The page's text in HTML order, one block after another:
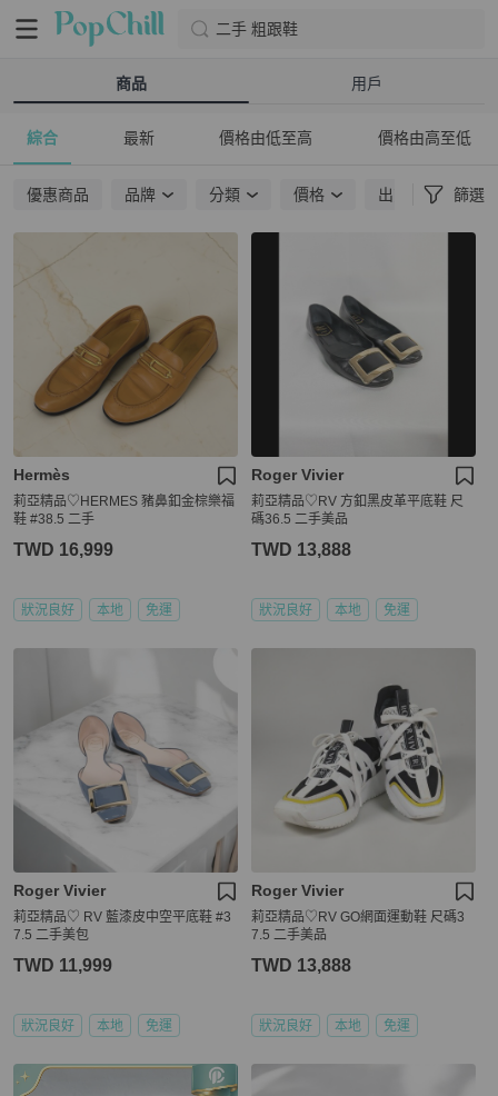
二手 粗跟鞋
商品 用戶
綜合 最新 價格由低至高 價格由高至低
優惠商品 品牌 分類 價格 出貨地點 篩選
Hermès
莉亞精品♡HERMES 豬鼻釦金棕樂福
鞋 #38.5 二手
TWD 16,999
狀況良好 本地 免運
Roger Vivier
莉亞精品♡RV 方釦黑皮革平底鞋 尺
碼36.5 二手美品
TWD 13,888
狀況良好 本地 免運
Roger Vivier
莉亞精品♡ RV 藍漆皮中空平底鞋 #3
7.5 二手美包
TWD 11,999
狀況良好 本地 免運
Roger Vivier
莉亞精品♡RV GO網面運動鞋 尺碼3
7.5 二手美品
TWD 13,888
狀況良好 本地 免運